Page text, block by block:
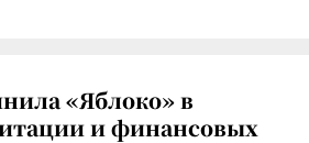
«Яблоко» в
и финансовых